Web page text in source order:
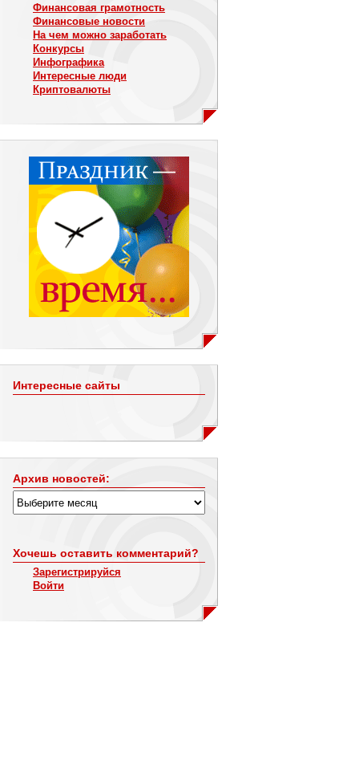
Финансовая грамотность
Финансовые новости
На чем можно заработать
Конкурсы
Инфографика
Интересные люди
Криптовалюты
Интересные сайты
Архив новостей:
Хочешь оставить комментарий?
Зарегистрируйся
Войти